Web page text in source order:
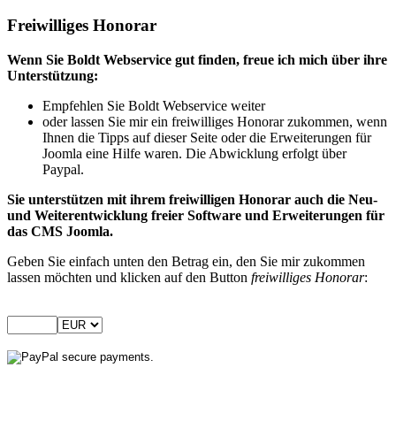
Freiwilliges Honorar
Wenn Sie Boldt Webservice gut finden, freue ich mich über ihre
Unterstützung:
Empfehlen Sie Boldt Webservice weiter
oder lassen Sie mir ein freiwilliges Honorar zukommen, wenn
Ihnen die Tipps auf dieser Seite oder die Erweiterungen für
Joomla eine Hilfe waren. Die Abwicklung erfolgt über
Paypal.
Sie unterstützen mit ihrem freiwilligen Honorar auch die Neu-
und Weiterentwicklung freier Software und Erweiterungen für
das CMS Joomla.
Geben Sie einfach unten den Betrag ein, den Sie mir zukommen
lassen möchten und klicken auf den Button freiwilliges Honorar: